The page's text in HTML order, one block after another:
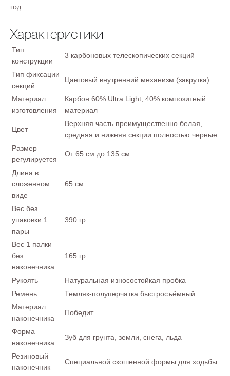
год.
Характеристики
Тип
конструкции
3 карбоновых телескопических секций
Тип фиксации
секций
Цанговый внутренний механизм (закрутка)
Материал
изготовления
Карбон 60% Ultra Light, 40% композитный
материал
Цвет
Верхняя часть преимущественно белая,
средняя и нижняя секции полностью черные
Размер
регулируется
От 65 см до 135 см
Длина в
сложенном
виде
65 см.
Вес без
упаковки 1
пары
390 гр.
Вес 1 палки
без
наконечника
165 гр.
Рукоять
Натуральная износостойкая пробка
Ремень
Темляк-полуперчатка быстросъёмный
Материал
наконечника
Победит
Форма
наконечника
Зуб для грунта, земли, снега, льда
Резиновый
наконечник
Специальной скошенной формы для ходьбы